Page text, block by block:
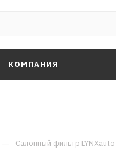
КОМПАНИЯ
— Салонный фильтр LYNXauto